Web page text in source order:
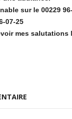
sur le 00229
07-25
mes salutations